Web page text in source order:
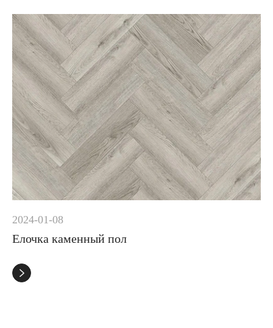
2024-01-08
Елочка каменный пол
